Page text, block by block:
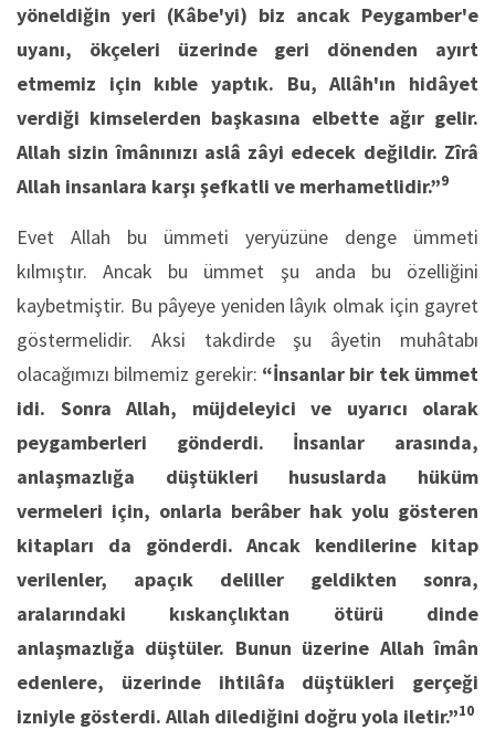
yöneldiğin yeri (Kâbe'yi) biz ancak Peygamber'e
uyanı, ökçeleri üzerinde geri dönenden ayırt
etmemiz için kıble yaptık. Bu, Allâh'ın hidâyet
verdiği kimselerden başkasına elbette ağır gelir.
Allah sizin îmânınızı aslâ zâyi edecek değildir. Zîrâ
Allah insanlara karşı şefkatli ve merhametlidir.”9
Evet Allah bu ümmeti yeryüzüne denge ümmeti
kılmıştır. Ancak bu ümmet şu anda bu özelliğini
kaybetmiştir. Bu pâyeye yeniden lâyık olmak için gayret
göstermelidir. Aksi takdirde şu âyetin muhâtabı
olacağımızı bilmemiz gerekir: “İnsanlar bir tek ümmet
idi. Sonra Allah, müjdeleyici ve uyarıcı olarak
peygamberleri gönderdi. İnsanlar arasında,
anlaşmazlığa düştükleri hususlarda hüküm
vermeleri için, onlarla berâber hak yolu gösteren
kitapları da gönderdi. Ancak kendilerine kitap
verilenler, apaçık deliller geldikten sonra,
aralarındaki kıskançlıktan ötürü dinde
anlaşmazlığa düştüler. Bunun üzerine Allah îmân
edenlere, üzerinde ihtilâfa düştükleri gerçeği
izniyle gösterdi. Allah dilediğini doğru yola iletir.”10